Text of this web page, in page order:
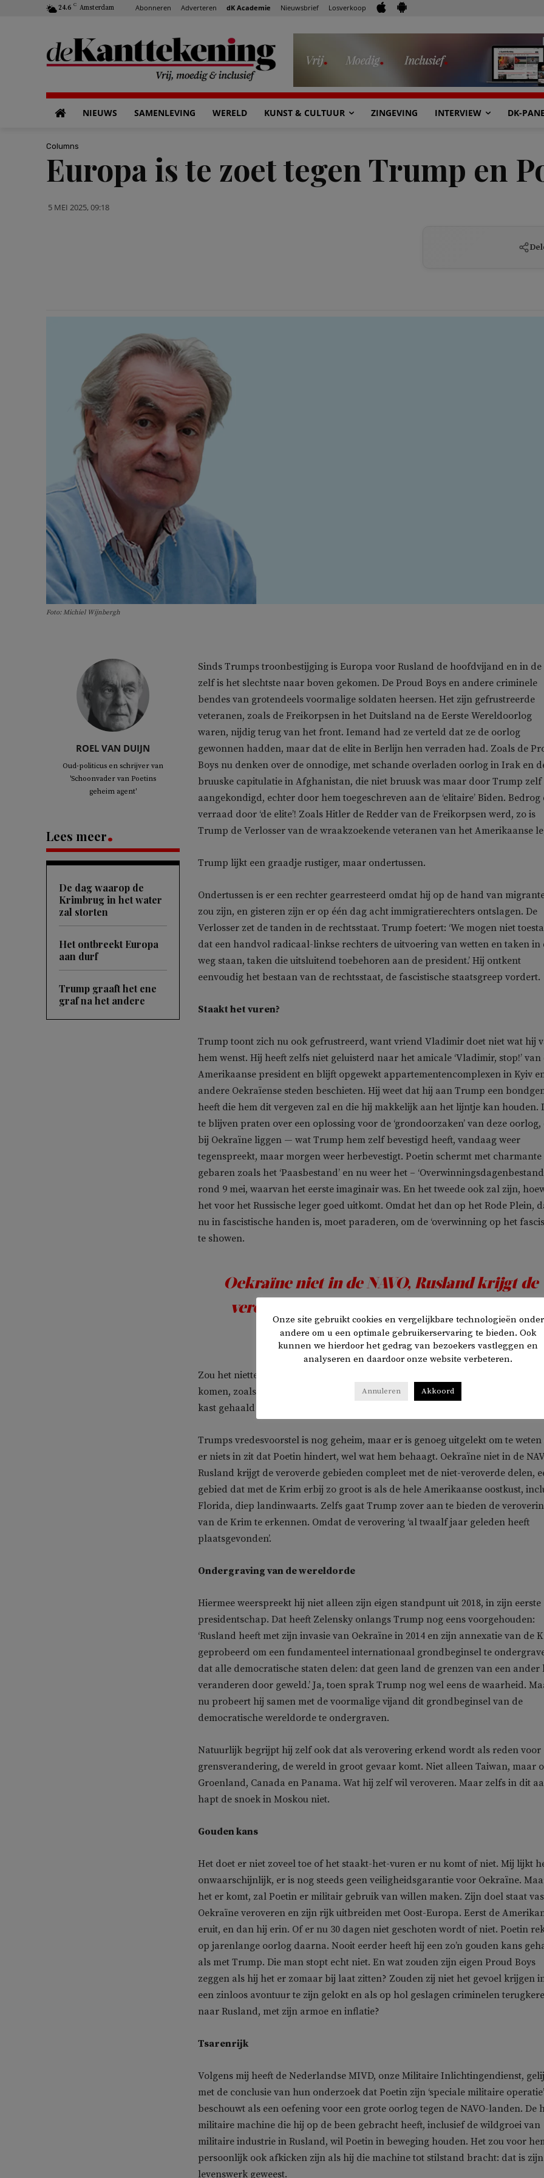
24.6 C Amsterdam Abonneren Adverteren dK Academie Nieuwsbrief Losverkoop
NIEUWS SAMENLEVING WERELD KUNST & CULTUUR ZINGEVING INTERVIEW DK-
Columns
Europa is te zoet tegen Trump en
5 MEI 2025, 09:18
Foto: Michiel Wijnbergh
ROEL VAN DUIJN
Oud-politicus en schrijver van
'Schoonvader van Poetins
geheim agent'
Lees meer
De dag waarop de
Krimbrug in het water
zal storten
Het ontbreekt Europa
aan durf
Trump graaft het ene
graf na het andere
Sinds Trumps troonbestijging is Europa voor Rusland de hoofdvijand en in de
zelf is het slechtste naar boven gekomen. De Proud Boys en andere criminele
bendes van grotendeels voormalige soldaten heersen. Het zijn gefrustreerde
veteranen, zoals de Freikorpsen in het Duitsland na de Eerste Wereldoorlog
waren, nijdig terug van het front. Iemand had ze verteld dat ze de oorlog
gewonnen hadden, maar dat de elite in Berlijn hen verraden had. Zoals de
Boys nu denken over de onnodige, met schande overladen oorlog in Irak en
bruuske capitulatie in Afghanistan, die niet bruusk was maar door Trump zelf
aangekondigd, echter door hem toegeschreven aan de ‘elitaire’ Biden. Bedrog
verraad door ‘de elite’! Zoals Hitler de Redder van de Freikorpsen werd, zo is
Trump de Verlosser van de wraakzoekende veteranen van het Amerikaanse
Trump lijkt een graadje rustiger, maar ondertussen.
Ondertussen is er een rechter gearresteerd omdat hij op de hand van
zou zijn, en gisteren zijn er op één dag acht immigratierechters ontslagen. De
Verlosser zet de tanden in de rechtsstaat. Trump foetert: ‘We mogen niet
dat een handvol radicaal-linkse rechters de uitvoering van wetten en taken in
weg staan, taken die uitsluitend toebehoren aan de president.’ Hij ontkent
eenvoudig het bestaan van de rechtsstaat, de fascistische staatsgreep vordert.
Staakt het vuren?
Trump toont zich nu ook gefrustreerd, want vriend Vladimir doet niet wat hij
hem wenst. Hij heeft zelfs niet geluisterd naar het amicale ‘Vladimir, stop!’ van
Amerikaanse president en blijft opgewekt appartementencomplexen in Kyiv
andere Oekraïense steden beschieten. Hij weet dat hij aan Trump een
heeft die hem dit vergeven zal en die hij makkelijk aan het lijntje kan houden.
te blijven praten over een oplossing voor de ‘grondoorzaken’ van deze oorlog,
bij Oekraïne liggen — wat Trump hem zelf bevestigd heeft, vandaag weer
tegenspreekt, maar morgen weer herbevestigt. Poetin schermt met charmante
gebaren zoals het ‘Paasbestand’ en nu weer het –
rond 9 mei, waarvan het eerste imaginair was. En het tweede ook zal zijn,
het voor het Russische leger goed uitkomt. Omdat het dan op het Rode Plein,
nu in fascistische handen is, moet paraderen, om de ‘overwinning op het
te showen.
Oekraïne niet in de NAVO, Rusland krijgt de
veroverde gebieden compleet met de niet-
veroverde delen
Zou het niettemin toch nog tot een echt staakt-het-vuren van dertig dagen
komen, zoals Trump en Zelensky beiden willen? Heeft Trump niet genoeg uit de
kast gehaald om Poetin zover te krijgen?
Trumps vredesvoorstel is nog geheim, maar er is genoeg uitgelekt om te
er niets in zit dat Poetin hindert, wel wat hem behaagt. Oekraïne niet in de
Rusland krijgt de veroverde gebieden compleet met de niet-veroverde delen,
gebied dat met de Krim erbij zo groot is als de hele Amerikaanse oostkust,
Florida, diep landinwaarts. Zelfs gaat Trump zover aan te bieden de
van de Krim te erkennen. Omdat de verovering ‘al twaalf jaar geleden heeft
plaatsgevonden’.
Ondergraving van de wereldorde
Hiermee weerspreekt hij niet alleen zijn eigen standpunt uit 2018, in zijn eerste
presidentschap. Dat heeft Zelensky onlangs Trump nog eens voorgehouden:
‘Rusland heeft met zijn invasie van Oekraïne in 2014 en zijn annexatie van de
geprobeerd om een fundamenteel internationaal grondbeginsel te
dat alle democratische staten delen: dat geen land de grenzen van een ander
veranderen door geweld.’ Ja, toen sprak Trump nog wel eens de waarheid.
nu probeert hij samen met de voormalige vijand dit grondbeginsel van de
democratische wereldorde te ondergraven.
Natuurlijk begrijpt hij zelf ook dat als verovering erkend wordt als reden voor
grensverandering, de wereld in groot gevaar komt. Niet alleen Taiwan, maar
Groenland, Canada en Panama. Wat hij zelf wil veroveren. Maar zelfs in dit
hapt de snoek in Moskou niet.
Gouden kans
Het doet er niet zoveel toe of het staakt-het-vuren er nu komt of niet. Mij lijkt
onwaarschijnlijk, er is nog steeds geen veiligheidsgarantie voor Oekraïne.
het er komt, zal Poetin er militair gebruik van willen maken. Zijn doel staat
Oekraïne veroveren en zijn rijk uitbreiden met Oost-Europa. Eerst de
eruit, en dan hij erin. Of er nu 30 dagen niet geschoten wordt of niet. Poetin
op jarenlange oorlog daarna. Nooit eerder heeft hij een zo’n gouden kans
als met Trump. Die man stopt echt niet. En wat zouden zijn eigen Proud Boys
zeggen als hij het er zomaar bij laat zitten? Zouden zij niet het gevoel krijgen
een zinloos avontuur te zijn gelokt en als op hol geslagen criminelen
naar Rusland, met zijn armoe en inflatie?
Tsarenrijk
Volgens mij heeft de Nederlandse MIVD, onze Militaire Inlichtingendienst,
met de conclusie van hun onderzoek dat Poetin zijn ‘speciale militaire
beschouwt als een oefening voor een grote oorlog tegen de NAVO-landen. De
militaire machine die hij op de been gebracht heeft, inclusief de wildgroei van
militaire industrie in Rusland, wil Poetin in beweging houden. Het zou voor
persoonlijk ook afkicken zijn als hij die machine tot stilstand bracht: dat is zijn
levenswerk geweest.
Onze site gebruikt cookies en vergelijkbare technologieën onder
andere om u een optimale gebruikerservaring te bieden. Ook
kunnen we hierdoor het gedrag van bezoekers vastleggen en
analyseren en daardoor onze website verbeteren.
Annuleren Akkoord